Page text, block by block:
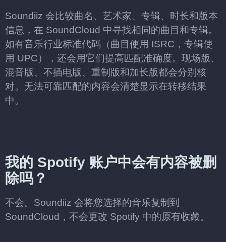
Soundiiz 会比较曲名、艺术家、专辑、时长和版本
信息，在 SoundCloud 中寻找相同的曲目和专辑。
如有音乐行业标准代码（曲目使用 ISRC，专辑使
用 UPC），还会用它们提高匹配准确度。现场版、
混音版、不插电版、重制版和加长版都会分别核
对。无法可靠匹配的内容会清楚显示在转移结果
中。
我的 Spotify 账户中会有内容被删
除吗？
不会。Soundiiz 会将您选择的音乐复制到
SoundCloud，不会更改 Spotify 中的原有收藏。